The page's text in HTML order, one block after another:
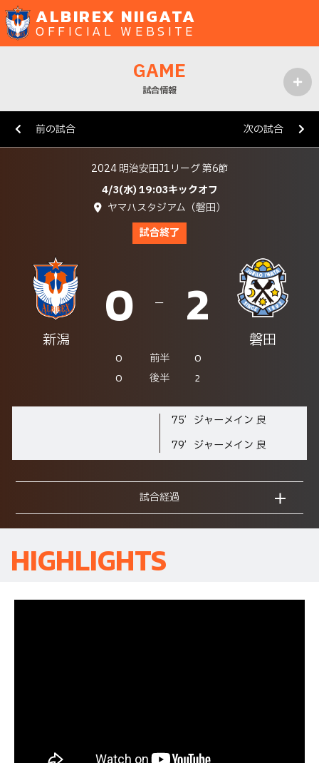
ALBIREX NIIGATA
OFFICIAL WEBSITE
GAME
試合情報
前の試合
次の試合
2024 明治安田J1リーグ 第6節
4/3(水) 19:03キックオフ
ヤマハスタジアム（磐田）
試合終了
新潟
0 2
磐田
0 前半
0
0
後半 2
ジャーメイン 良
75’
ジャーメイン 良
79’
試合経過
HIGHLIGHTS